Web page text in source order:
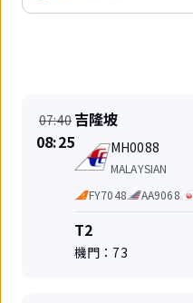
搜
尋
結
準
時
起
07:40
時
間
08:25
出
發
地
吉隆坡
航
班
號
MH0088
航
公
司
MALAYSIAN
代
碼
共
享
航
FY7048 AA9068
航
站
T2
機門： 73